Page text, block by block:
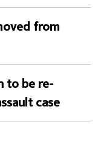
from
to be re-
case